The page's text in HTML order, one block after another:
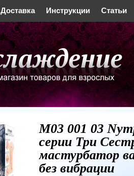
Доставка Инструкции Статьи
М03 001 03
серии Три
мастурбатор
без вибрации